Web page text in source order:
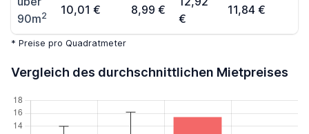
90m2 10,01 € 8,99 €
€
11,84 €
* Preise pro Quadratmeter
Vergleich des durchschnittlichen Mietpreises